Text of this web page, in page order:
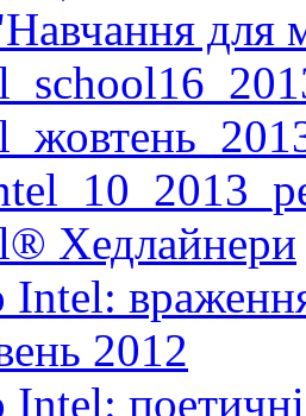
для
Хедлайнери
2012